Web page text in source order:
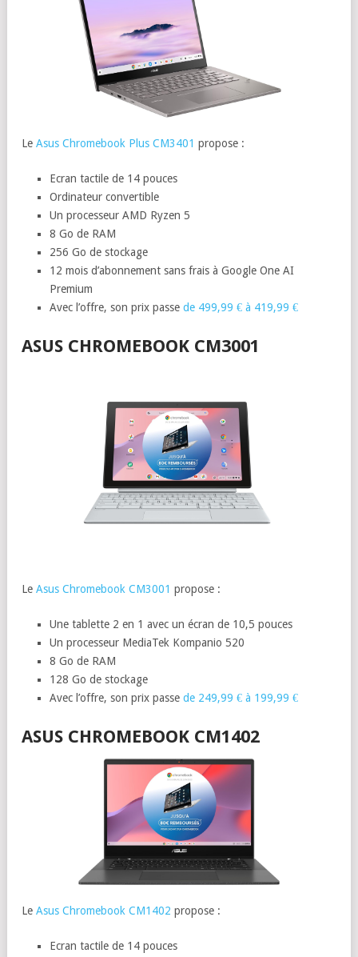
Le Asus Chromebook Plus CM3401 propose :
Ecran tactile de 14 pouces
Ordinateur convertible
Un processeur AMD Ryzen 5
8 Go de RAM
256 Go de stockage
12 mois d’abonnement sans frais à Google One AI
Premium
Avec l’offre, son prix passe de 499,99 € à 419,99 €
ASUS CHROMEBOOK CM3001
Le Asus Chromebook CM3001 propose :
Une tablette 2 en 1 avec un écran de 10,5 pouces
Un processeur MediaTek Kompanio 520
8 Go de RAM
128 Go de stockage
Avec l’offre, son prix passe de 249,99 € à 199,99 €
ASUS CHROMEBOOK CM1402
Le Asus Chromebook CM1402 propose :
Ecran tactile de 14 pouces